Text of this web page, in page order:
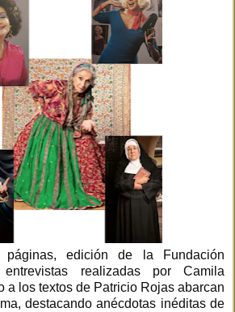
edición de la Fundación
realizadas por Camila
a los textos de Patricio Rojas abarcan
destacando anécdotas inéditas de